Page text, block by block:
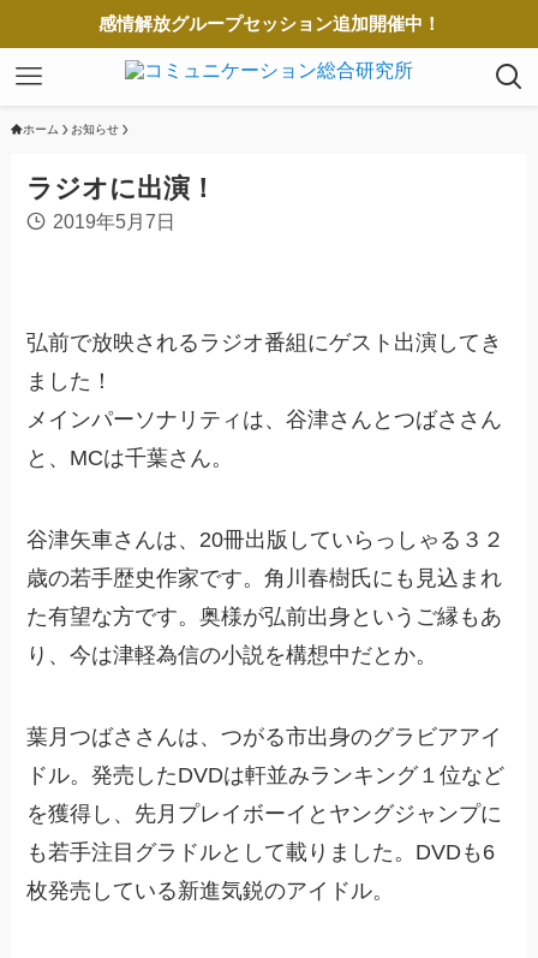
感情解放グループセッション追加開催中！
ホーム お知らせ
ラジオに出演！
2019年5月7日
弘前で放映されるラジオ番組にゲスト出演してき
ました！
メインパーソナリティは、谷津さんとつばささん
と、MCは千葉さん。
谷津矢車さんは、20冊出版していらっしゃる３２
歳の若手歴史作家です。角川春樹氏にも見込まれ
た有望な方です。奥様が弘前出身というご縁もあ
り、今は津軽為信の小説を構想中だとか。
葉月つばささんは、つがる市出身のグラビアアイ
ドル。発売したDVDは軒並みランキング１位など
を獲得し、先月プレイボーイとヤングジャンプに
も若手注目グラドルとして載りました。DVDも6
枚発売している新進気鋭のアイドル。